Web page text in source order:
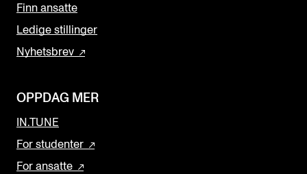
Finn ansatte
Ledige stillinger
Nyhetsbrev
OPPDAG MER
IN.TUNE
For studenter
For ansatte